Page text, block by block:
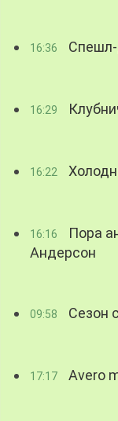
16:36 Спешл-
16:29
16:22
16:16
Пора
Андерсон
09:58 Сезон
17:17 Avero